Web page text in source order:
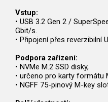
Vstup:
• USB 3.2 Gen 2 /
Gbit/s.
• Připojení přes reverzibilní
Podpora zařízení:
• NVMe M.2 SSD disky,
• určeno pro karty formátu
• NGFF 75-pinový M-key